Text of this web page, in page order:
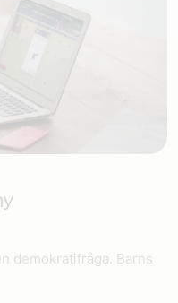
demokratifråga. Barns